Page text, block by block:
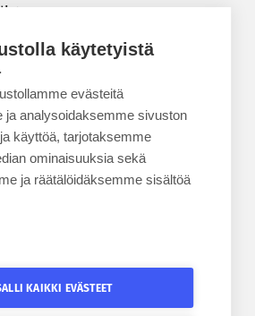
käytetyistä
evästeitä
ja analysoidaksemme sivuston
käyttöä, tarjotaksemme
ominaisuuksia sekä
ja räätälöidäksemme sisältöä
KAIKKI EVÄSTEET
uutiskirje